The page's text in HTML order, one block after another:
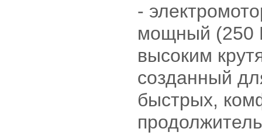
-
мощный (250
высоким
созданный
быстрых,